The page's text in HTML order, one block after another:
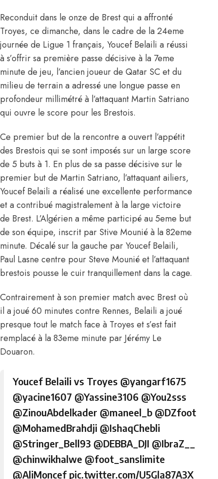
Reconduit dans le onze de Brest qui a affronté
Troyes, ce dimanche, dans le cadre de la 24eme
journée de Ligue 1 français, Youcef Belaili a réussi
à s’offrir sa première passe décisive à la 7eme
minute de jeu, l’ancien joueur de Qatar SC et du
milieu de terrain a adressé une longue passe en
profondeur millimétré à l’attaquant Martin Satriano
qui ouvre le score pour les Brestois.
Ce premier but de la rencontre a ouvert l’appétit
des Brestois qui se sont imposés sur un large score
de 5 buts à 1. En plus de sa passe décisive sur le
premier but de Martin Satriano, l’attaquant ailiers,
Youcef Belaili a réalisé une excellente performance
et a contribué magistralement à la large victoire
de Brest. L’Algérien a même participé au 5eme but
de son équipe, inscrit par Stive Mounié à la 82eme
minute. Décalé sur la gauche par Youcef Belaili,
Paul Lasne centre pour Steve Mounié et l’attaquant
brestois pousse le cuir tranquillement dans la cage.
Contrairement à son premier match avec Brest où
il a joué 60 minutes contre Rennes, Belaili a joué
presque tout le match face à Troyes et s’est fait
remplacé à la 83eme minute par Jérémy Le
Douaron.
Youcef Belaili vs Troyes @yangarf1675
@yacine1607 @Yassine3106 @You2sss
@ZinouAbdelkader @maneel_b @DZfoot
@MohamedBrahdji @IshaqChebli
@Stringer_Bell93 @DEBBA_DJI @IbraZ__
@chinwikhalwe @foot_sanslimite
@AliMoncef pic.twitter.com/U5Gla87A3X